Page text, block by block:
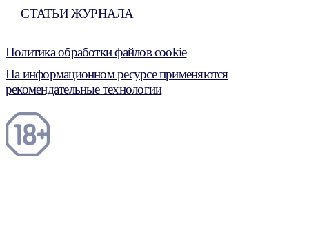
СТАТЬИ ЖУРНАЛА
Политика обработки файлов cookie
На информационном ресурсе применяются
рекомендательные технологии